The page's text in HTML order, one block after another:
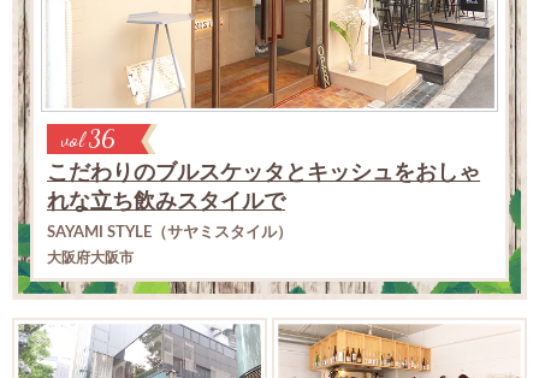
プライバシーポリシー
ご利用にあたって
日清製粉グループ
vol36
こだわりのブルスケッタとキッシュをおしゃ
れな立ち飲みスタイルで
SAYAMI STYLE（サヤミスタイル）
大阪府大阪市